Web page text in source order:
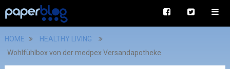
HOME
HEALTHY LIVING
Wohlfühlbox von der medpex Versandapotheke